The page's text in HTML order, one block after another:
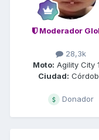
Moderador
28,3k
Moto: Agility City
Ciudad:
Donador